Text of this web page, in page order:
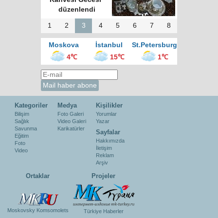
düzenlendi
1 2 3 4 5 6 7 8
Moskova İstanbul
St.Petersburg
4℃
15℃ 1℃
Kategoriler
Bilişim
Sağlık
Savunma
Eğitim
Foto
Video
Medya
Foto Galeri
Video Galeri
Karikatürler
Kişilikler
Yorumlar
Yazar
Sayfalar
Hakkımızda
İletişim
Reklam
Arşiv
Ortaklar
Moskovsky Komsomolets
Projeler
Türkiye Haberler